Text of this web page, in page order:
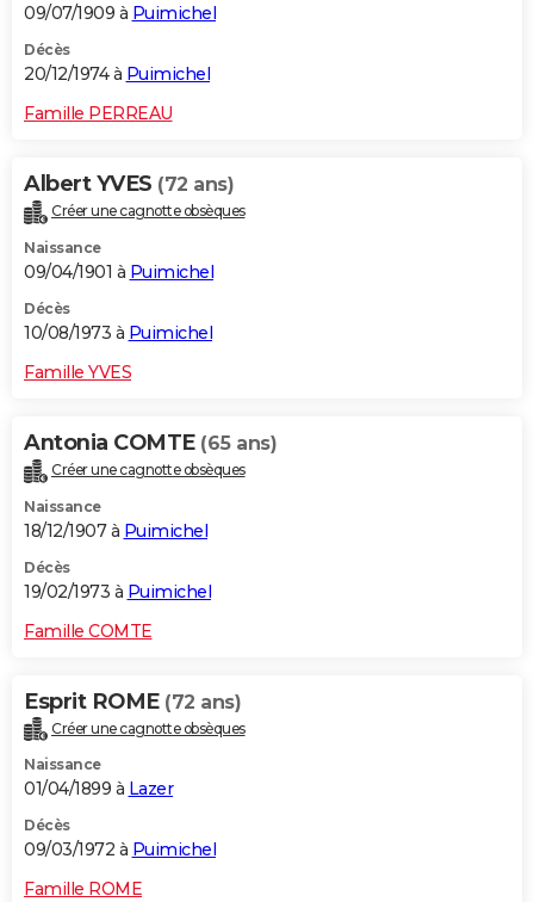
09/07/1909 à Puimichel
Décès
20/12/1974 à Puimichel
Famille PERREAU
Albert YVES (72 ans)
Créer une cagnotte obsèques
Naissance
09/04/1901 à Puimichel
Décès
10/08/1973 à Puimichel
Famille YVES
Antonia COMTE (65 ans)
Créer une cagnotte obsèques
Naissance
18/12/1907 à Puimichel
Décès
19/02/1973 à Puimichel
Famille COMTE
Esprit ROME (72 ans)
Créer une cagnotte obsèques
Naissance
01/04/1899 à Lazer
Décès
09/03/1972 à Puimichel
Famille ROME